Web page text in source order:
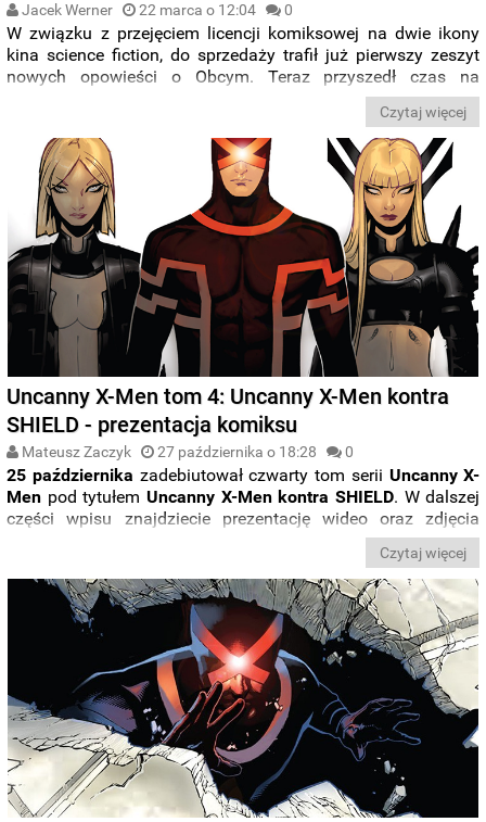
Jacek Werner 22 marca o 12:04 0
W związku z przejęciem licencji komiksowej na dwie ikony
kina science fiction, do sprzedaży trafił już pierwszy zeszyt
nowych opowieści o Obcym. Teraz przyszedł czas na
. Wydawnictwo ujawniło autorów, którzy zajmą się
pierwszy zarys
fabularny.
Czytaj więcej
Uncanny X-Men tom 4: Uncanny X-Men kontra
SHIELD - prezentacja komiksu
Mateusz Zaczyk 27 października o 18:28 0
25 października zadebiutował czwarty tom serii Uncanny X-
Men pod tytułemUncanny X-Men kontra SHIELD. W dalszej
części wpisu znajdziecie prezentację wideo oraz zdjęcia
Czytaj więcej